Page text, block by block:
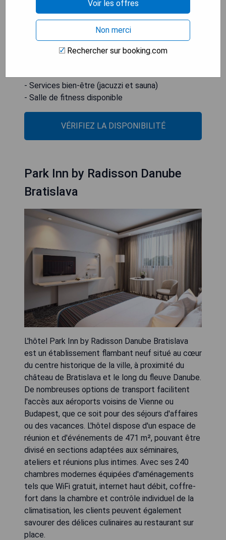
peuvent se détendre dans le jardin meublé ou se
dépenser dans le centre de fitness.
- Proximité du centre-ville
- Services bien-être (jacuzzi et sauna)
- Salle de fitness disponible
VÉRIFIEZ LA DISPONIBILITÉ
Park Inn by Radisson Danube
Bratislava
L'hôtel Park Inn by Radisson Danube Bratislava
est un établissement flambant neuf situé au cœur
du centre historique de la ville, à proximité du
château de Bratislava et le long du fleuve Danube.
De nombreuses options de transport facilitent
l'accès aux aéroports voisins de Vienne ou
Budapest, que ce soit pour des séjours d'affaires
ou des vacances. L'hôtel dispose d'un espace de
réunion et d'événements de 471 m², pouvant être
divisé en sections adaptées aux séminaires,
ateliers et réunions plus intimes. Avec ses 240
chambres modernes équipées d'aménagements
tels que WiFi gratuit, internet haut débit, coffre-
fort dans la chambre et contrôle individuel de la
climatisation, les clients peuvent également
savourer des délices culinaires au restaurant sur
place.
Voir les offres
Non merci
Rechercher sur booking.com